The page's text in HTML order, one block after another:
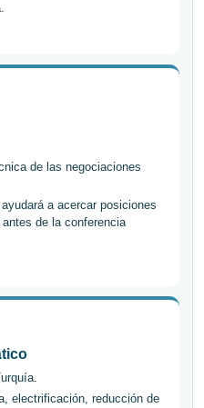
de las negociaciones
a acercar posiciones
de la conferencia
electrificación, reducción de